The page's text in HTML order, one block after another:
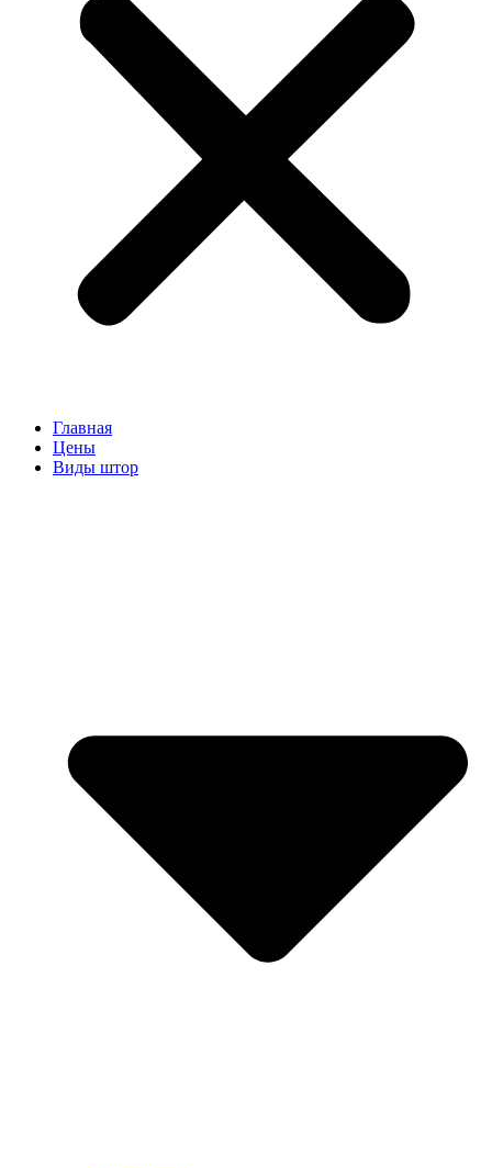
Главная
Цены
Виды штор